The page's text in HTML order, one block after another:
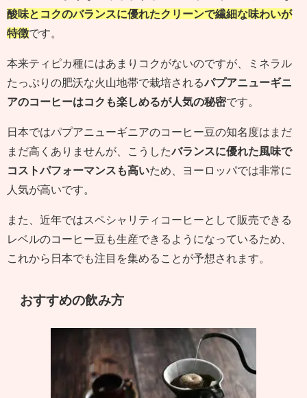
酸味とコクのバランスに優れたクリーンで繊細な味わいが
特徴です。
本来ティピカ種にはあまりコクがないのですが、ミネラル
たっぷりの肥沃な火山地帯で栽培されるパプアニューギニ
アのコーヒーはコクも楽しめるが人気の秘密です。
日本ではパプアニューギニアのコーヒー豆の知名度はまだ
まだ高くありませんが、こうしたバランスに優れた風味で
コストパフォーマンスも高いため、ヨーロッパでは非常に
人気が高いです。
また、近年ではスペシャリティコーヒーとして販売できる
レベルのコーヒー豆も生産できるようになっているため、
これから日本でも注目を集めることが予想されます。
おすすめの飲み方